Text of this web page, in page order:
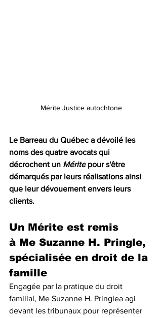
Mérite Justice autochtone
Le Barreau du Québec a dévoilé les
noms des quatre avocats qui
décrochent un Mérite pour s'être
démarqués par leurs réalisations ainsi
que leur dévouement envers leurs
clients.
Un Mérite est remis
à Me Suzanne H. Pringle,
spécialisée en droit de la
famille
Engagée par la pratique du droit
familial, Me Suzanne H. Pringlea agi
devant les tribunaux pour représenter